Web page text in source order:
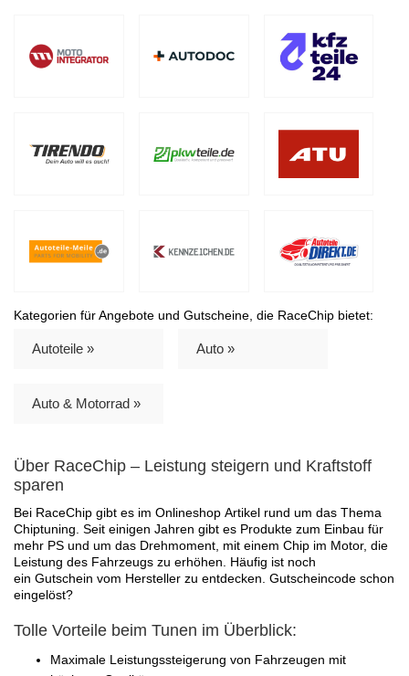
Kategorien für Angebote und Gutscheine, die RaceChip bietet:
Autoteile » Auto »
Auto & Motorrad »
Über RaceChip – Leistung steigern und Kraftstoff
sparen
Bei RaceChip gibt es im Onlineshop Artikel rund um das Thema
Chiptuning. Seit einigen Jahren gibt es Produkte zum Einbau für
mehr PS und um das Drehmoment, mit einem Chip im Motor, die
Leistung des Fahrzeugs zu erhöhen. Häufig ist noch
ein Gutschein vom Hersteller zu entdecken. Gutscheincode schon
eingelöst?
Tolle Vorteile beim Tunen im Überblick:
Maximale Leistungssteigerung von Fahrzeugen mit